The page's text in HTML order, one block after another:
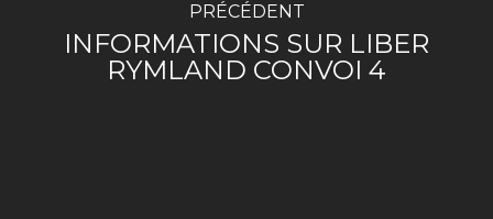
PRÉCÉDENT
INFORMATIONS SUR LIBER
RYMLAND CONVOI 4